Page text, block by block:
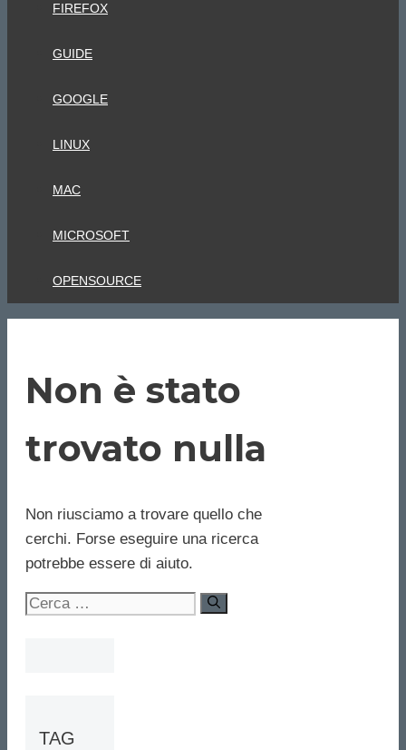
FIREFOX
GUIDE
GOOGLE
LINUX
MAC
MICROSOFT
OPENSOURCE
Non è stato
trovato nulla
Non riusciamo a trovare quello che
cerchi. Forse eseguire una ricerca
potrebbe essere di aiuto.
Ricerca
TAG